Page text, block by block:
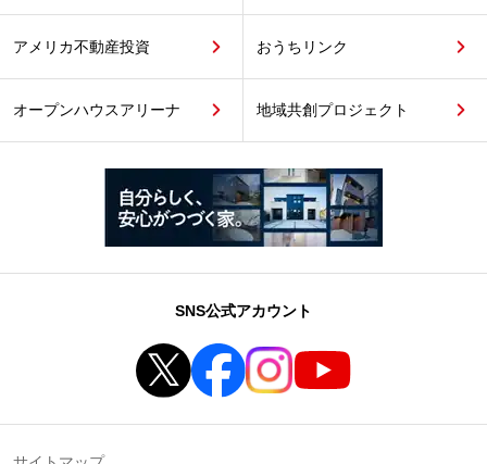
アメリカ不動産投資 おうちリンク
オープンハウスアリーナ 地域共創プロジェクト
SNS公式アカウント